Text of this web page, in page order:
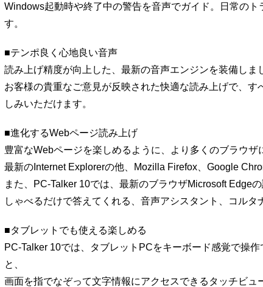
Windows起動時や終了中の警告を音声でガイド。日常のト
す。
■テンポ良く心地良い音声
読み上げ精度が向上した、最新の音声エンジンを装備しま
お客様の貴重なご意見が反映された快適な読み上げで、す
しみいただけます。
■進化するWebページ読み上げ
豊富なWebページを楽しめるように、より多くのブラウザ
最新のInternet Explorerの他、Mozilla Firefox、Google
また、PC-Talker 10では、最新のブラウザMicrosoft Edgeの
しゃべるだけで答えてくれる、音声アシスタント、コルタ
■タブレットでも使える楽しめる
PC-Talker 10では、タブレットPCをキーボード感覚で操
と、
画面を指でなぞって文字情報にアクセスできるタッチビュ